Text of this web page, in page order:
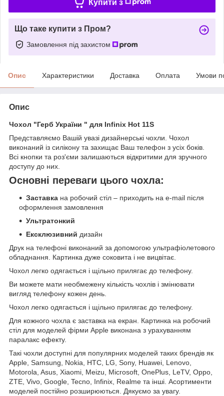
Купити з
Що таке купити з Пром?
Замовлення під захистом
Опис Характеристики Доставка Оплата Умови
Опис
Чохол "Герб України " для Infinix Hot 11S
Представляємо Вашій увазі дизайнерські чохли. Чохол
виконаний із силікону та захищає Ваш телефон з усіх боків.
Всі кнопки та роз'єми залишаються відкритими для зручного
доступу до них.
Основні переваги цього чохла:
Заставка на робочий стіл – приходить на e-mail після
оформлення замовлення
Ультратонкий
Ексклюзивний дизайн
Друк на телефоні виконаний за допомогою ультрафіолетового
обладнання. Картинка дуже соковита і не вицвітає.
Чохол легко одягається і щільно прилягає до телефону.
Ви можете мати необмежену кількість чохлів і змінювати
вигляд телефону кожен день.
Чохол легко одягається і щільно прилягає до телефону.
Для кожного чохла є заставка на екран. Картинка на робочий
стіл для моделей фірми Apple виконана з урахуванням
паралакс ефекту.
Такі чохли доступні для популярних моделей таких брендів як
Apple, Samsung, Nokia, HTC, LG, Sony, Huawei, Lenovo,
Motorola, Asus, Xiaomi, Meizu, Microsoft, OnePlus, LeTV, Oppo,
ZTE, Vivo, Google, Tecno, Infinix, Realme та інші. Асортименти
моделей постійно розширюються. Дякуємо за увагу.